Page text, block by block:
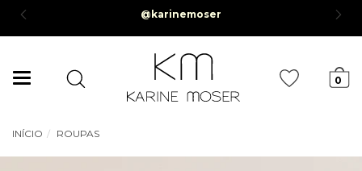
6x sem juros *Parcela mínima de R$50,00*
Mudar
0
INÍCIO ROUPAS